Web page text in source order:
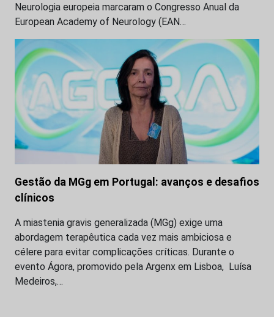
Neurologia europeia marcaram o Congresso Anual da
European Academy of Neurology (EAN…
Gestão da MGg em Portugal: avanços e desafios
clínicos
A miastenia gravis generalizada (MGg) exige uma
abordagem terapêutica cada vez mais ambiciosa e
célere para evitar complicações críticas. Durante o
evento Ágora, promovido pela Argenx em Lisboa, Luísa
Medeiros,…